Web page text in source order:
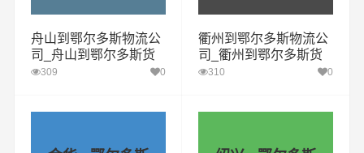
舟山到鄂尔多斯物流公
司_舟山到鄂尔多斯货
运专线
309 0
衢州到鄂尔多斯物流公
司_衢州到鄂尔多斯货
运专线
310 0